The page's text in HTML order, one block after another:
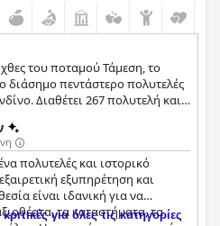
του ποταμού Τάμεση, το
διάσημο πεντάστερο πολυτελές
Διαθέτει 267 πολυτελή και
μπαρ, ένα αναζωογονητικό σπα
καθώς και μια βολική
στους επισκέπτες να
και τα αξιοθέατα τριγύρω.
πολυτελές και ιστορικό
εξυπηρέτηση και
είναι ιδανική για να
τα καταστήματα, τα
για όλες τις κατηγορίες